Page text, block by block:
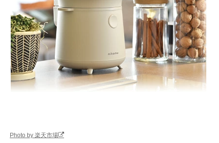
Photo by 楽天市場